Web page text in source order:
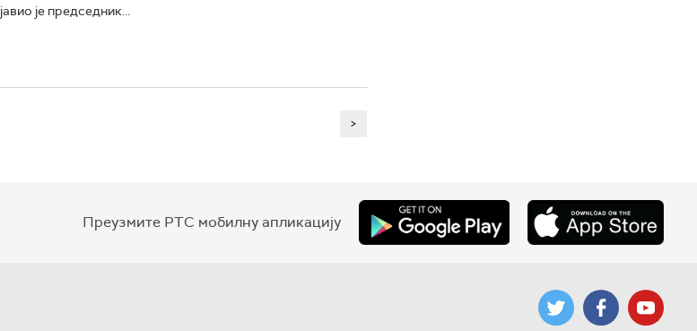
је председник...
>
Преузмите РТС мобилну апликацију